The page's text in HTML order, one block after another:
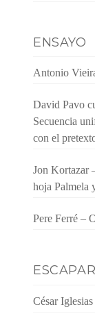
ENSAYO
Antonio
David Pavo
Secuencia
con el
Jon Kortazar
hoja Palmela
Pere Ferré –
César